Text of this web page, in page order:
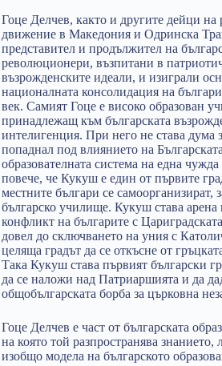
Гоце Делчев, както и другите дейци
движение в Македония и Одринска
представител и продължител на
революционери, възпитани в
възрожденските идеали, и изиграли
националната консолидация на
век. Самият Гоце е високо образован
принадлежащ към българската
интелигенция. При него не става дума
попаднал под влиянието на
образователната система на една
повече, че Кукуш е един от първите
местните българи се самоорганизират,
българско училище. Кукуш става арена
конфликт на българите с
довел до сключването на уния с
целяща градът да се откъсне от
Така Кукуш става първият български
да се наложи над Патриаршията и да
общобългарската борба за църковна
Гоце Делчев е част от българската
на която той разпространява знанието,
изобщо модела на българското